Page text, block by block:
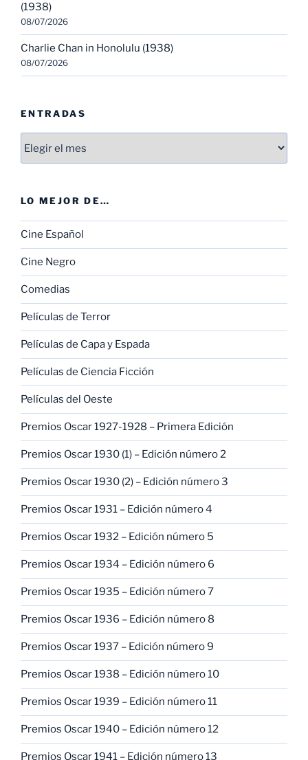
(1938)
08/07/2026
Charlie Chan in Honolulu (1938)
08/07/2026
ENTRADAS
LO MEJOR DE…
Cine Español
Cine Negro
Comedias
Películas de Terror
Películas de Capa y Espada
Películas de Ciencia Ficción
Películas del Oeste
Premios Oscar 1927-1928 – Primera Edición
Premios Oscar 1930 (1) – Edición número 2
Premios Oscar 1930 (2) – Edición número 3
Premios Oscar 1931 – Edición número 4
Premios Oscar 1932 – Edición número 5
Premios Oscar 1934 – Edición número 6
Premios Oscar 1935 – Edición número 7
Premios Oscar 1936 – Edición número 8
Premios Oscar 1937 – Edición número 9
Premios Oscar 1938 – Edición número 10
Premios Oscar 1939 – Edición número 11
Premios Oscar 1940 – Edición número 12
Premios Oscar 1941 – Edición número 13